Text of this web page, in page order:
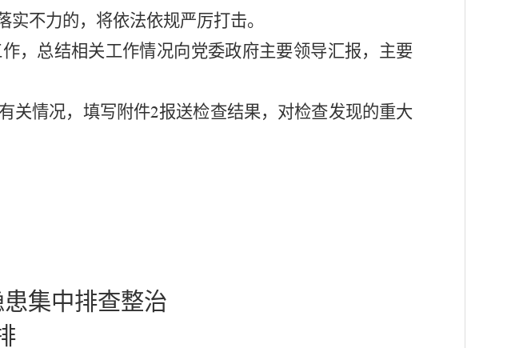
不力的， 将依法依规严厉打击。
，总结相关工作情况向党委政府主要领导汇报， 主要
关情况，填写附件2报送检查结果，对检查发现的重大
集中排查整治